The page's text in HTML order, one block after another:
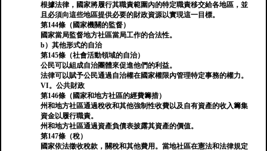
根據法律，國家將履行其職責範圍內的特定職責移交給各地區，並
且必須向這些地區提供必要的財政資源以實現這一目標。
第144條（國家機關的監督）
國家當局監督地方社區當局工作的合法性。
b）其他形式的自治
第145條（社會活動領域的自治）
公民可以組成自治團體來促進他們的利益。
法律可以賦予公民通過自治權在國家權限內管理特定事務的權力。
VI。公共財政
第146條（國家和地方社區的經費籌措）
州和地方社區通過稅收和其他強制性收費以及自有資產的收入籌集
資金以履行職責。
州和地方社區通過資產負債表披露其資產的價值。
第147條（稅）
國家依法徵收稅款，關稅和其他費用。當地社區在憲法和法律規定